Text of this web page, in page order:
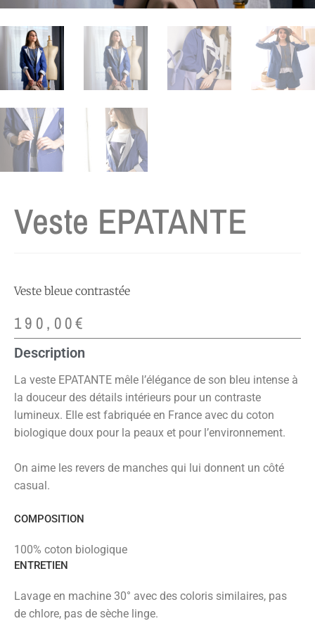
Veste EPATANTE
Veste bleue contrastée
190,00€
Description
La veste EPATANTE mêle l’élégance de son bleu intense à
la douceur des détails intérieurs pour un contraste
lumineux. Elle est fabriquée en France avec du coton
biologique doux pour la peaux et pour l’environnement.
On aime les revers de manches qui lui donnent un côté
casual.
COMPOSITION
100% coton biologique
ENTRETIEN
Lavage en machine 30° avec des coloris similaires, pas
de chlore, pas de sèche linge.